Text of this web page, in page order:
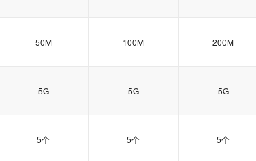
50M 100M 200M
5G 5G 5G
5个 5个 5个